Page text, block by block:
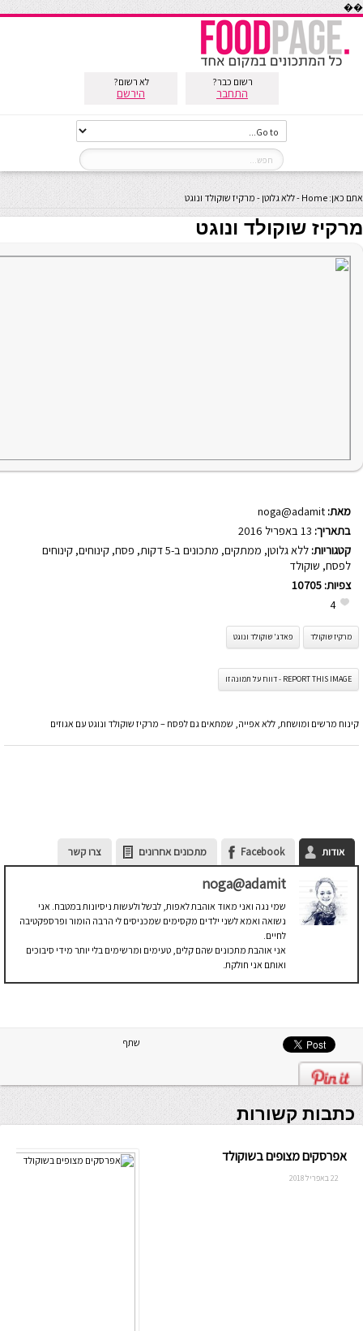
��
רשום כבר?
התחבר
לא רשום?
הירשם
אתם כאן: Home
-ללא גלוטן- מרקיז שוקולד ונוגט
מרקיז שוקולד ונוגט
מאת: noga@adamit
בתאריך:
קטגוריות: ללא גלוטן, ממתקים, מתכונים ב-5 דקות , פסח, קינוחים, קינוחים
לפסח, שוקולד
צפיות: 10705
4
מרקיז שוקולד פאדג' שוקולד ונוגט
REPORT THIS IMAGE - דווח על תמונה זו
קינוח מרשים ומושחת, ללא אפייה, שמתאים גם לפסח – מרקיז שוקולד ונוגט עם אגוזים
אודות Facebook מתכונים אחרונים צרו קשר
noga@adamit
שמי נגה ואני מאוד אוהבת לאפות, לבשל ולעשות ניסיונות במטבח. אני
נשואה ואמא לשני ילדים מקסימים שמכניסים לי הרבה הומור ופרספקטיבה
לחיים.
אני אוהבת מתכונים שהם קלים, טעימים ומרשימים בלי יותר מידי סיבוכים
ואותם אני חולקת.
שתף
כתבות קשורות
אפרסקים מצופים בשוקולד
22 באפריל 2018